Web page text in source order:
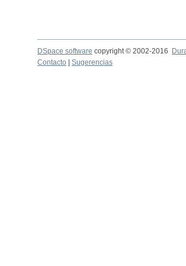
DSpace software copyright © 2002-2016
Contacto
Sugerencias